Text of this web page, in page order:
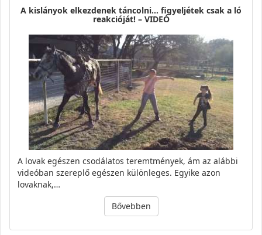
A kislányok elkezdenek táncolni… figyeljétek csak a ló
reakcióját! – VIDEÓ
A lovak egészen csodálatos teremtmények, ám az alábbi
videóban szereplő egészen különleges. Egyike azon
lovaknak,…
Bővebben